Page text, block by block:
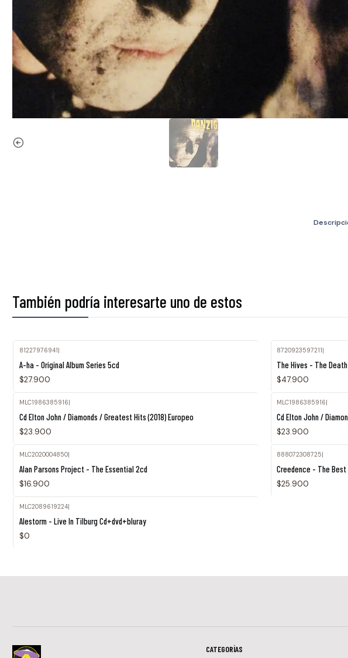
También podría interesarte uno de estos
81227976941|
A-ha - Original Album Series 5cd
$27.900
8720923597211|
The Hives - The
$47.900
MLC1986385916|
Cd Elton John / Diamonds / Greatest Hits (2018) Europeo
$23.900
MLC1986385916|
Cd Elton John /
$23.900
MLC2020004850|
Alan Parsons Project - The Essential 2cd
$16.900
888072308725|
Creedence - The Best
$25.900
MLC2089619224|
Alestorm - Live In Tilburg Cd+dvd+bluray
$0
CATEGORÍAS